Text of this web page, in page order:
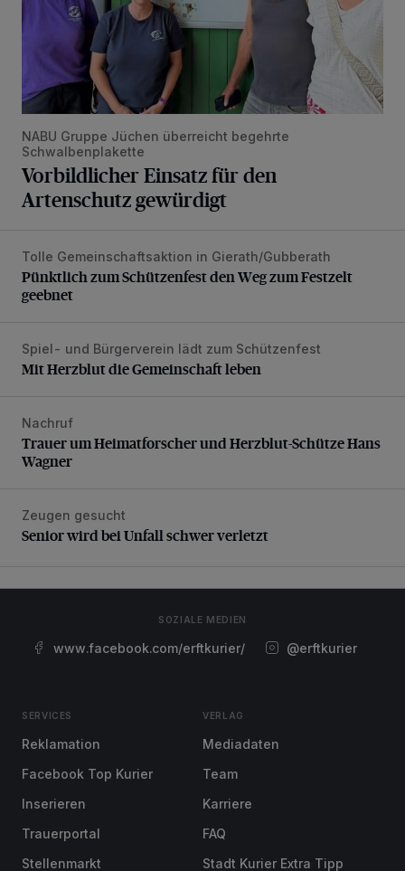
NABU Gruppe Jüchen überreicht begehrte
Schwalbenplakette
Vorbildlicher Einsatz für den
Artenschutz gewürdigt
Pünktlich zum Schützenfest den Weg zum Festzelt
Tolle Gemeinschaftsaktion in Gierath/Gubberath
Pünktlich zum Schützenfest den Weg zum Festzelt
geebnet
Mit Herzblut die Gemeinschaft leben
Spiel- und Bürgerverein lädt zum Schützenfest
Mit Herzblut die Gemeinschaft leben
Trauer um Heimatforscher und Herzblut-Schütze Hans
Nachruf
Trauer um Heimatforscher und Herzblut-Schütze Hans
Wagner
Senior wird bei Unfall schwer verletzt
Zeugen gesucht
Senior wird bei Unfall schwer verletzt
SOZIALE MEDIEN
www.facebook.com/erftkurier/ @erftkurier
SERVICES
Reklamation
Facebook Top Kurier
Inserieren
Trauerportal
Stellenmarkt
VERLAG
Mediadaten
Team
Karriere
FAQ
Stadt Kurier Extra Tipp